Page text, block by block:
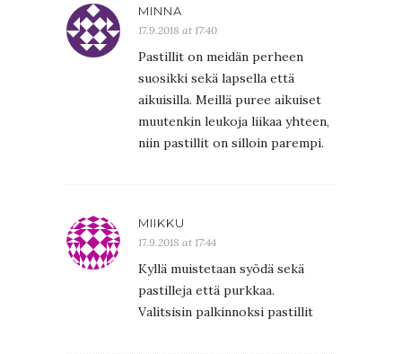
MINNA
17.9.2018 at 17:40
Pastillit on meidän perheen
suosikki sekä lapsella että
aikuisilla. Meillä puree aikuiset
muutenkin leukoja liikaa yhteen,
niin pastillit on silloin parempi.
MIIKKU
17.9.2018 at 17:44
Kyllä muistetaan syödä sekä
pastilleja että purkkaa.
Valitsisin palkinnoksi pastillit